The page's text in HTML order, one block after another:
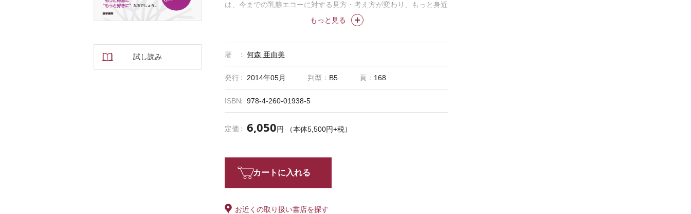
試し読み
もっと見る
は、今までの乳腺エコーに対する見方・考え方が変わり、もっと身近
著 何森 亜由美
発行 2014年05月 判型： B5 頁： 168
ISBN 978-4-260-01938-5
定価 6,050円 （本体5,500円+税）
カートに入れる
お近くの取り扱い書店を探す